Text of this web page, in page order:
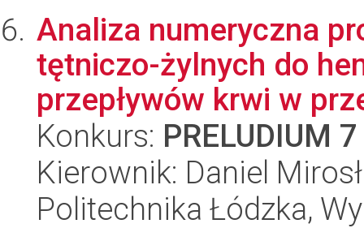
Analiza numeryczna
tętniczo-żylnych do
przepływów krwi w
Konkurs: PRELUDIUM 7
Kierownik: Daniel
Politechnika Łódzka,